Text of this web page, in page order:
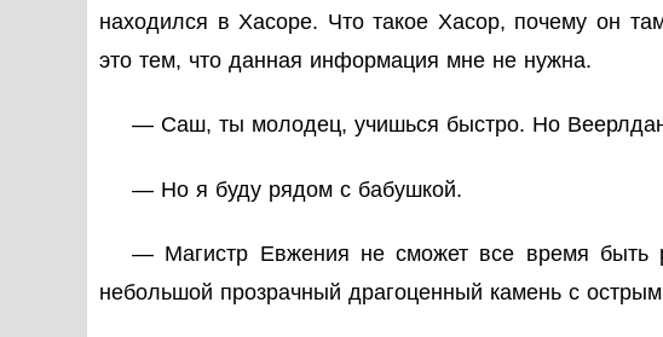
находился в Хасоре. Что такое Хасор, почему он
это тем, что данная информация мне не нужна.
— Саш, ты молодец, учишься быстро. Но
— Но я буду рядом с бабушкой.
— Магистр Евжения не сможет все время быть
небольшой прозрачный драгоценный камень с